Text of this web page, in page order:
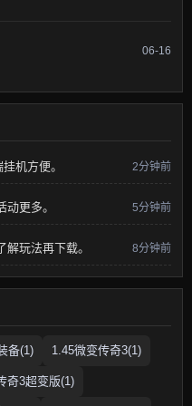
06-16
机方便。 2分钟前
更多。 5分钟前
玩法再下载。 8分钟前
备(1) 1.45微变传奇3(1)
奇3超变版(1)